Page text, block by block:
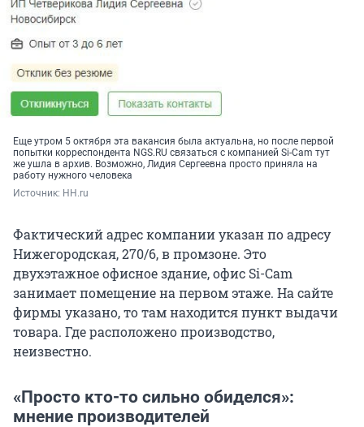
Еще утром 5 октября эта вакансия была актуальна, но после первой
попытки корреспондента NGS.RU связаться с компанией Si-Cam тут
же ушла в архив. Возможно, Лидия Сергеевна просто приняла на
работу нужного человека
Источник: HH.ru
Фактический адрес компании указан по адресу
Нижегородская, 270/6, в промзоне. Это
двухэтажное офисное здание, офис Si-Cam
занимает помещение на первом этаже. На сайте
фирмы указано, то там находится пункт выдачи
товара. Где расположено производство,
неизвестно.
«Просто кто-то сильно обиделся»:
мнение производителей